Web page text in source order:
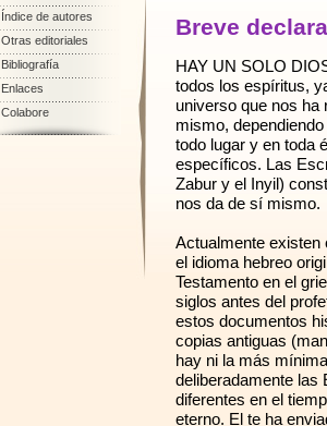
Índice de autores
Otras editoriales
Bibliografía
Enlaces
Colabore
Breve
HAY UN SOLO
todos los espíritus,
universo que nos ha
mismo,
todo lugar y en toda
específicos. Las
Zabur y el Inyil)
nos da de sí mismo.
Actualmente existen
el idioma hebreo
Testamento en el
siglos antes del
estos documentos
copias antiguas
hay ni la más
deliberadamente las
diferentes en el
eterno. El te ha